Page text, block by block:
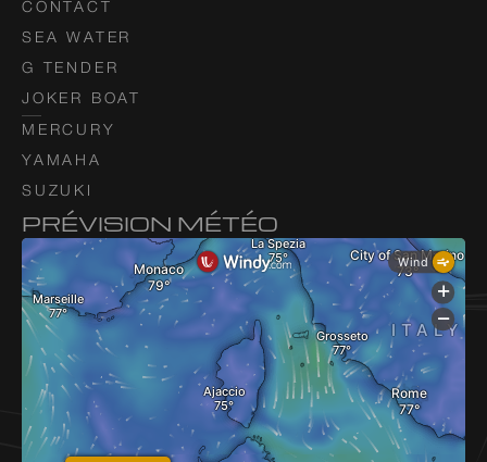
CONTACT
SEA WATER
G TENDER
JOKER BOAT
MERCURY
YAMAHA
SUZUKI
PRÉVISION MÉTÉO